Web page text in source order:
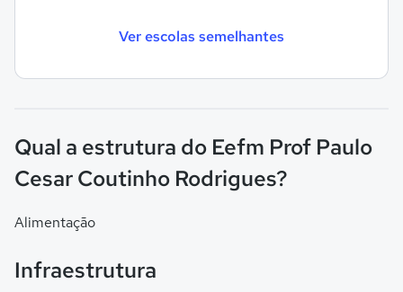
Ver escolas semelhantes
Qual a estrutura do Eefm Prof Paulo
Cesar Coutinho Rodrigues?
Alimentação
Infraestrutura